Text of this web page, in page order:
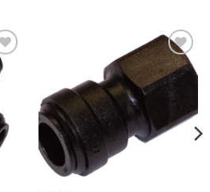
Zu den
Favoriten
hinzufügen